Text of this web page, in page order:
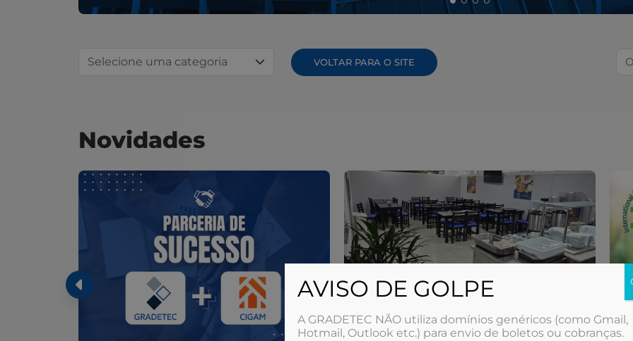
VOLTAR PARA O SITE
Novidades
AVISO DE GOLPE
A GRADETEC NÃO utiliza domínios genéricos (como Gmail,
Hotmail, Outlook etc.) para envio de boletos ou cobranças.